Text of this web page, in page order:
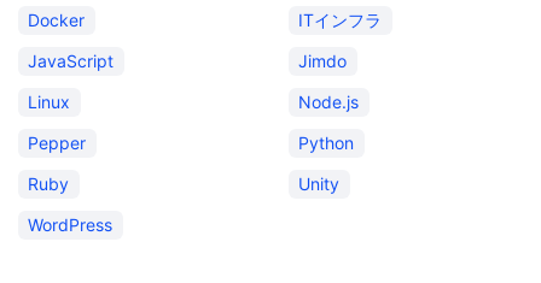
Docker
ITインフラ
JavaScript
Jimdo
Linux
Node.js
Pepper
Python
Ruby
Unity
WordPress